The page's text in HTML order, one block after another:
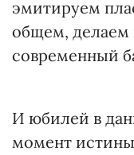
эмитируем
общем, делаем
современный
И юбилей в
момент